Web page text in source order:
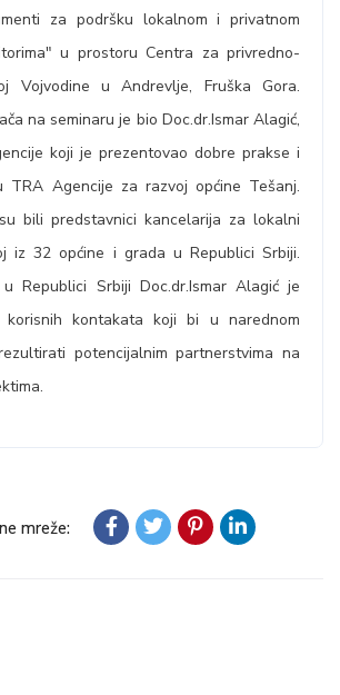
za podršku lokalnom i privatnom
u prostoru Centra za privredno-
Vojvodine u Andrevlje, Fruška Gora.
na seminaru je bio Doc.dr.Ismar Alagić,
koji je prezentovao dobre prakse i
Agencije za razvoj općine Tešanj.
bili predstavnici kancelarija za lokalni
iz 32 općine i grada u Republici Srbiji.
Republici Srbiji Doc.dr.Ismar Alagić je
korisnih kontakata koji bi u narednom
potencijalnim partnerstvima na
mreže: